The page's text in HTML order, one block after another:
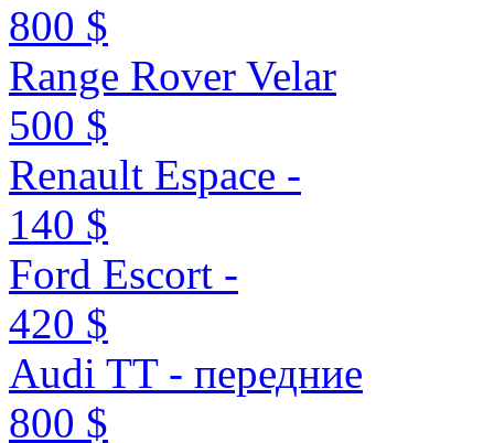
800 $
Range Rover Velar
500 $
Renault Espace -
140 $
Ford Escort -
420 $
Audi TT - передние
800 $